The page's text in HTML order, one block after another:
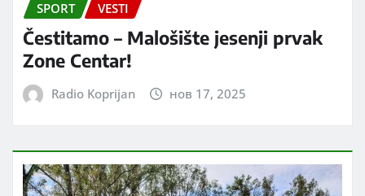
SPORT VESTI
Čestitamo – Malošište jesenji prvak
Zone Centar!
Radio Koprijan нов 17, 2025